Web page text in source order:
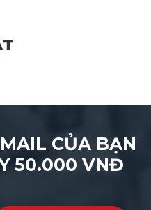
CỦA BẠN
50.000 VNĐ